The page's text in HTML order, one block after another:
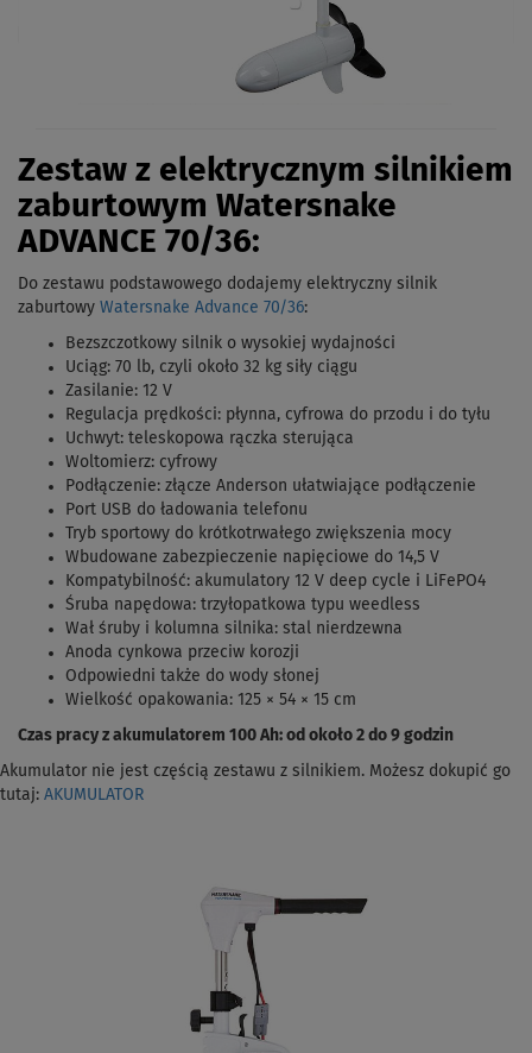
Zestaw z elektrycznym silnikiem
zaburtowym Watersnake
ADVANCE 70/36:
Do zestawu podstawowego dodajemy elektryczny silnik
zaburtowy Watersnake Advance 70/36:
Bezszczotkowy silnik o wysokiej wydajności
Uciąg: 70 lb, czyli około 32 kg siły ciągu
Zasilanie: 12 V
Regulacja prędkości: płynna, cyfrowa do przodu i do tyłu
Uchwyt: teleskopowa rączka sterująca
Woltomierz: cyfrowy
Podłączenie: złącze Anderson ułatwiające podłączenie
Port USB do ładowania telefonu
Tryb sportowy do krótkotrwałego zwiększenia mocy
Wbudowane zabezpieczenie napięciowe do 14,5 V
Kompatybilność: akumulatory 12 V deep cycle i LiFePO4
Śruba napędowa: trzyłopatkowa typu weedless
Wał śruby i kolumna silnika: stal nierdzewna
Anoda cynkowa przeciw korozji
Odpowiedni także do wody słonej
Wielkość opakowania: 125 × 54 × 15 cm
Czas pracy z akumulatorem 100 Ah: od około 2 do 9 godzin
Akumulator nie jest częścią zestawu z silnikiem. Możesz dokupić go
tutaj: AKUMULATOR